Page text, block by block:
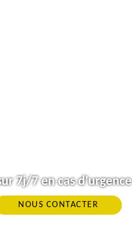
7j/7 en cas d'urgence
NOUS CONTACTER